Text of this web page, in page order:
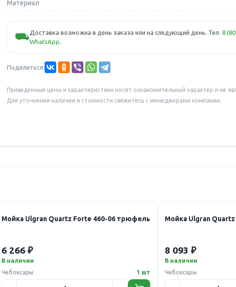
Материал
⛟Доставка возможна в день заказа или на следующий день. Тел.8
WhatsApp
Поделиться:
Приведённые цены и характеристики носят ознакомительный характер и не
Для уточнения наличия и стоимости свяжитесь с менеджерами компании.
Мойка Ulgran Quartz Forte 460-06 трюфель
6 266 ₽
В наличии
Чебоксары
1 шт
Мойка Ulgran Quartz
8 093 ₽
В наличии
Чебоксары